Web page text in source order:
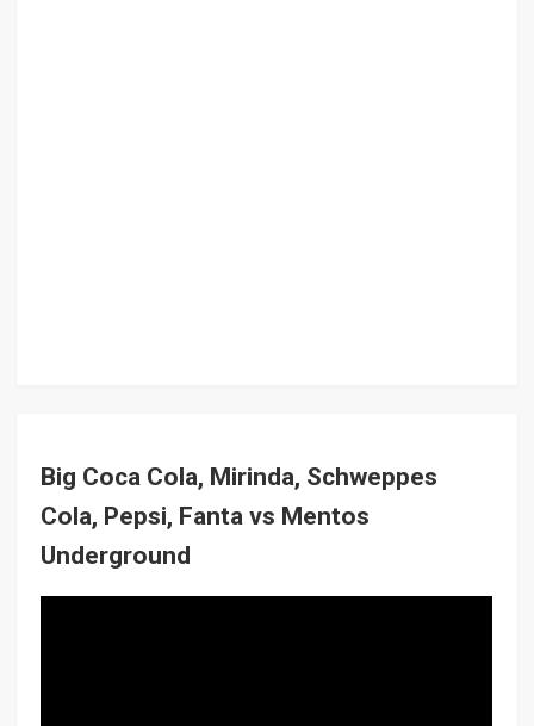
Big Coca Cola, Mirinda, Schweppes
Cola, Pepsi, Fanta vs Mentos
Underground